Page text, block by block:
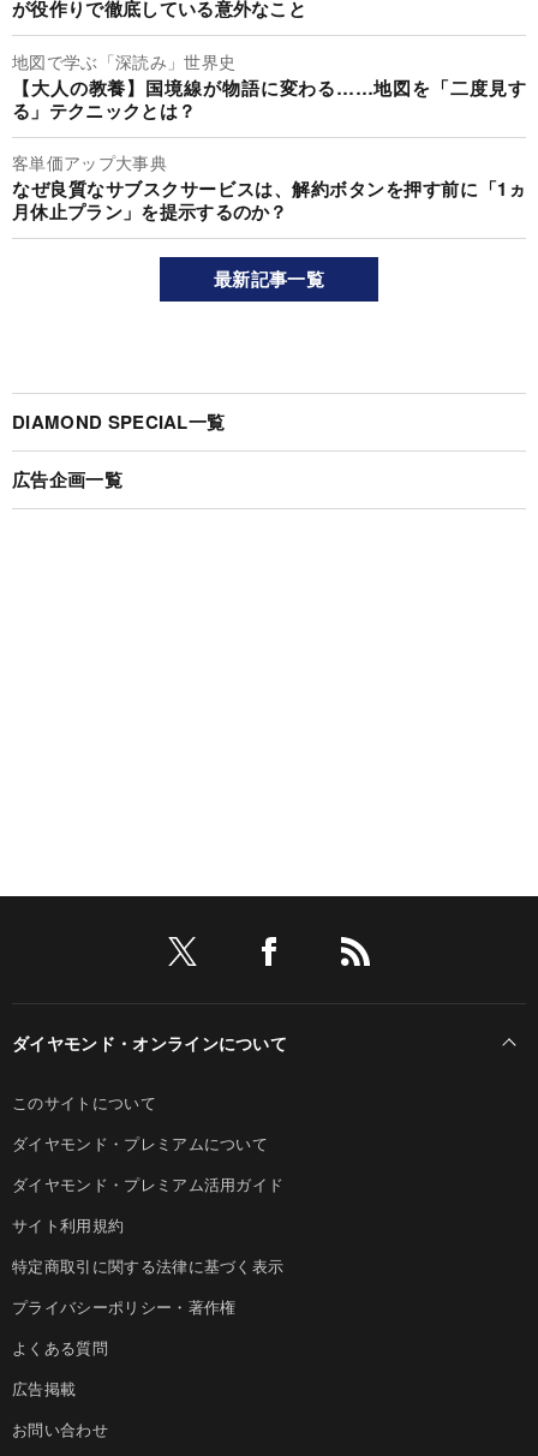
が役作りで徹底している意外なこと
地図で学ぶ「深読み」世界史
【大人の教養】国境線が物語に変わる……地図を「二度見す
る」テクニックとは？
客単価アップ大事典
なぜ良質なサブスクサービスは、解約ボタンを押す前に「1ヵ
月休止プラン」を提示するのか？
最新記事一覧
DIAMOND SPECIAL一覧
広告企画一覧
ダイヤモンド・オンラインについて
このサイトについて
ダイヤモンド・プレミアムについて
ダイヤモンド・プレミアム活用ガイド
サイト利用規約
特定商取引に関する法律に基づく表示
プライバシーポリシー・著作権
よくある質問
広告掲載
お問い合わせ